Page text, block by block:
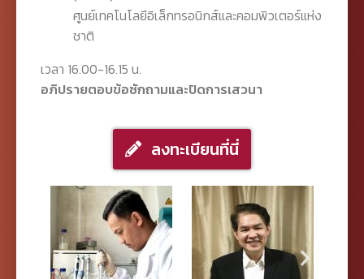
ศูนย์เทคโนโลยีอิเล็กทรอนิกส์และคอมพิวเตอร์แห่ง
ชาติ
เวลา 16.00-16.15 น.
อภิปรายตอบข้อซักถามและปิดการเสวนา
ลงทะเบียนที่นี่